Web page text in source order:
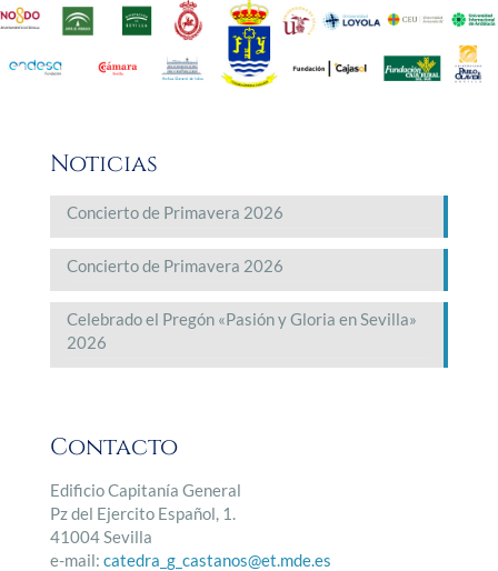
Noticias
Concierto de Primavera 2026
Concierto de Primavera 2026
Celebrado el Pregón «Pasión y Gloria en Sevilla»
2026
Contacto
Edificio Capitanía General
Pz del Ejercito Español, 1.
41004 Sevilla
e-mail: catedra_g_castanos@et.mde.es